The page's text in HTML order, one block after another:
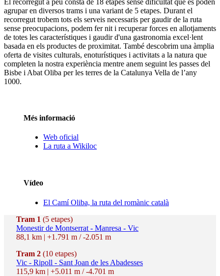
El recorregut a peu consta de 18 etapes sense dificultat que es poden
agrupar en diversos trams i una variant de 5 etapes. Durant el
recorregut trobem tots els serveis necessaris per gaudir de la ruta
sense preocupacions, podem fer nit i recuperar forces en allotjaments
de totes les característiques i gaudir d'una gastronomia excel·lent
basada en els productes de proximitat. També descobrim una àmplia
oferta de visites culturals, enoturístiques i activitats a la natura que
completen la nostra experiència mentre anem seguint les passes del
Bisbe i Abat Oliba per les terres de la Catalunya Vella de l’any
1000.
Més informació
Web oficial
La ruta a Wikiloc
Vídeo
El Camí Oliba, la ruta del romànic català
Tram 1 (5 etapes)
Monestir de Montserrat - Manresa - Vic
88,1 km | +1.791 m / -2.051 m
Tram 2 (10 etapes)
Vic - Ripoll - Sant Joan de les Abadesses
115,9 km | +5.011 m / -4.701 m